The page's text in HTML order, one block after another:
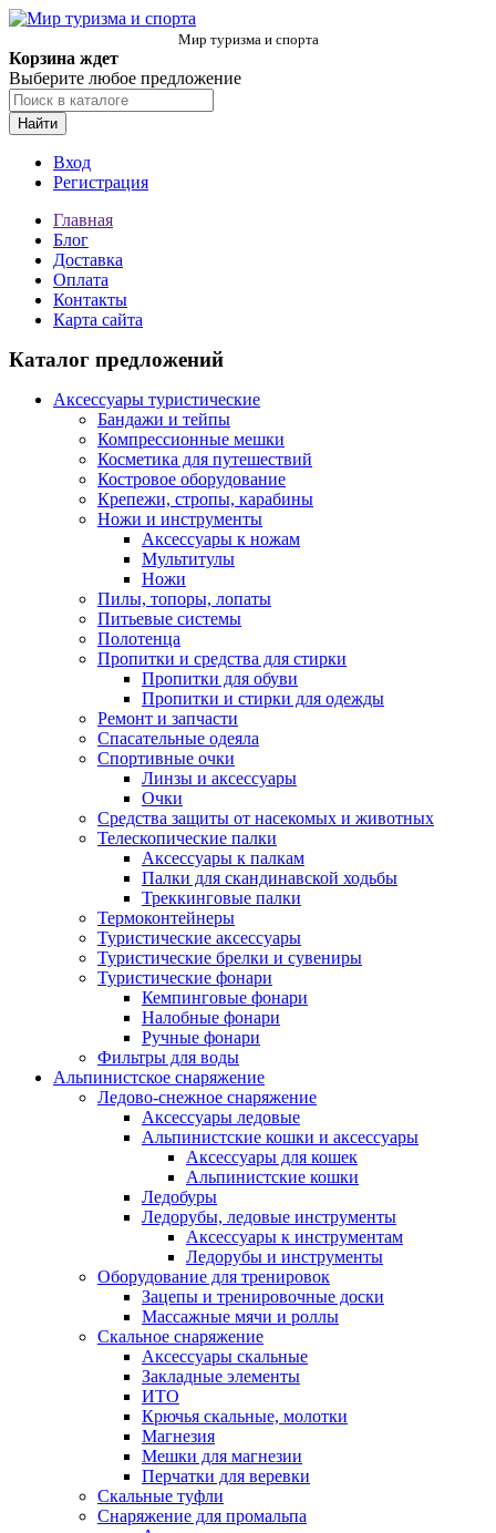
Мир туризма и спорта
Корзина ждет
Выберите любое предложение
Найти
Вход
Регистрация
Главная
Блог
Доставка
Оплата
Контакты
Карта сайта
Каталог предложений
Аксессуары туристические
Бандажи и тейпы
Компрессионные мешки
Косметика для путешествий
Костровое оборудование
Крепежи, стропы, карабины
Ножи и инструменты
Аксессуары к ножам
Мультитулы
Ножи
Пилы, топоры, лопаты
Питьевые системы
Полотенца
Пропитки и средства для стирки
Пропитки для обуви
Пропитки и стирки для одежды
Ремонт и запчасти
Спасательные одеяла
Спортивные очки
Линзы и аксессуары
Очки
Средства защиты от насекомых и животных
Телескопические палки
Аксессуары к палкам
Палки для скандинавской ходьбы
Треккинговые палки
Термоконтейнеры
Туристические аксессуары
Туристические брелки и сувениры
Туристические фонари
Кемпинговые фонари
Налобные фонари
Ручные фонари
Фильтры для воды
Альпинистское снаряжение
Ледово-снежное снаряжение
Аксессуары ледовые
Альпинистские кошки и аксессуары
Аксессуары для кошек
Альпинистские кошки
Ледобуры
Ледорубы, ледовые инструменты
Аксессуары к инструментам
Ледорубы и инструменты
Оборудование для тренировок
Зацепы и тренировочные доски
Массажные мячи и роллы
Скальное снаряжение
Аксессуары скальные
Закладные элементы
ИТО
Крючья скальные, молотки
Магнезия
Мешки для магнезии
Перчатки для веревки
Скальные туфли
Снаряжение для промальпа